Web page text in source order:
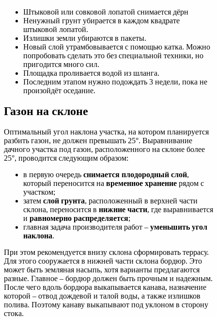
Штыковой или совковой лопатой снимается дёрн
Ненужный грунт убирается в каждом квадрате
штыковой лопатой.
Излишки земли убираются в пакеты.
Новый слой утрамбовывается с помощью катка. Можно
попробовать сделать это без специальной техники, но
пригодится много сил.
Площадка проливается водой из шланга.
Последним этапом нужно подождать 3 недели, пока не
произойдёт оседание.
Газон на склоне
Оптимальный угол наклона участка, на котором планируется
разбить газон, не должен превышать 25°. Выравнивание
дачного участка под газон, расположенного на склоне более
25°, проводится следующим образом:
в первую очередь снимается плодородный слой,
который переносится на временное хранение рядом с
участком;
затем слой грунта, расположенный в верхней части
склона, переносится в нижние части, где выравнивается
и равномерно распределяется;
главная задача производителя работ – уменьшить угол
наклона.
При этом рекомендуется внизу склона сформировать террасу.
Для этого сооружается в нижней части склона бордюр. Это
может быть земляная насыпь, хотя варианты предлагаются
разные. Главное – бордюр должен быть прочным и надежным.
После чего вдоль бордюра выкапывается канава, назначение
которой – отвод дождевой и талой воды, а также излишков
полива. Поэтому канаву выкапывают под уклоном в сторону
стока.